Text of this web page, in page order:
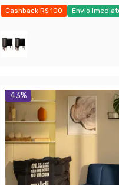
Cashback R$ 100
Envio
43%